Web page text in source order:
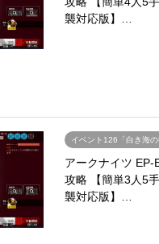
襲対応版】…
イベント126「白き海の
アークナイツ EP-
攻略 【簡単3人5
襲対応版】…